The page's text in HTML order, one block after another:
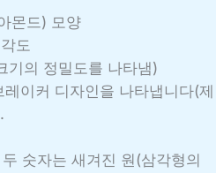
몬드) 모양
도
기의 정밀도를 나타냄)
이커 디자인을 나타냅니다(제
숫자는 새겨진 원(삼각형의